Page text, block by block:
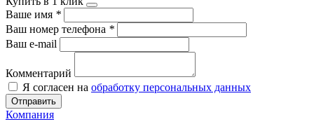
Ваше имя *
Ваш номер телефона *
Ваш e-mail
Комментарий
Я согласен на обработку персональных данных
Отправить
Компания